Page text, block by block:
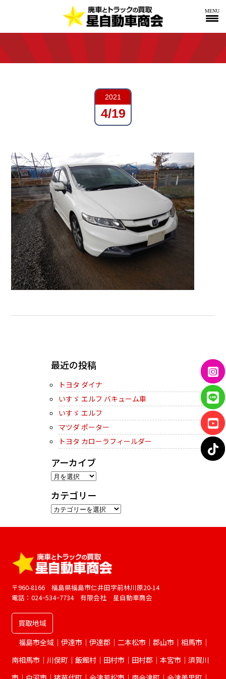
MENU
2021
4/19
最近の投稿
トヨタ ダイナ
いすゞ エルフ バキューム車
いすゞ エルフ
マツダ ポーター
トヨタ カローラフィールダー
アーカイブ
ア
カ
イ
ブ
カテゴリー
カ
ー
〒960-8166 福島県福島市仁井田字前林川原20-14
電話：024−534−7734 有限会社 星自動車商会
買取地域
福島市全域｜伊達市｜伊達郡｜二本松市｜郡山市｜相馬市｜
南相馬市｜川俣町｜飯館村｜田村市｜田村郡｜本宮市｜須賀川